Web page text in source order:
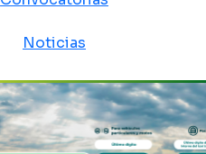
Noticias